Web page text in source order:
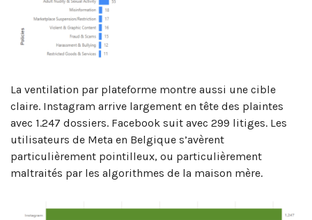
La ventilation par plateforme montre aussi une cible
claire. Instagram arrive largement en tête des plaintes
avec 1.247 dossiers. Facebook suit avec 299 litiges. Les
utilisateurs de Meta en Belgique s’avèrent
particulièrement pointilleux, ou particulièrement
maltraités par les algorithmes de la maison mère.